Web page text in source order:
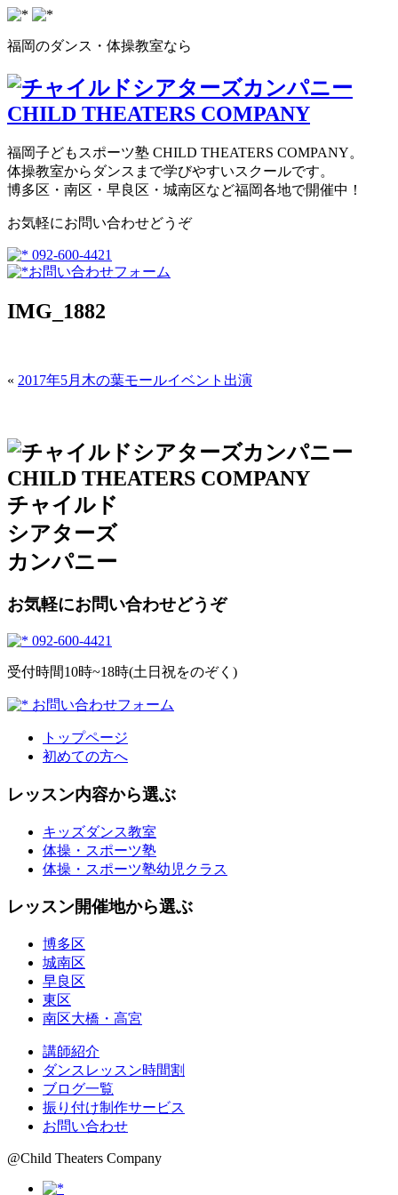
福岡のダンス・体操教室なら
福岡子どもスポーツ塾 CHILD THEATERS COMPANY。
体操教室からダンスまで学びやすいスクールです。
博多区・南区・早良区・城南区など福岡各地で開催中！
お気軽にお問い合わせどうぞ
092-600-4421
お問い合わせフォーム
IMG_1882
« 2017年5月木の葉モールイベント出演
チャイルド
シアターズ
カンパニー
お気軽にお問い合わせどうぞ
092-600-4421
受付時間10時~18時(土日祝をのぞく)
お問い合わせフォーム
トップページ
初めての方へ
レッスン内容から選ぶ
キッズダンス教室
体操・スポーツ塾
体操・スポーツ塾幼児クラス
レッスン開催地から選ぶ
博多区
城南区
早良区
東区
南区大橋・高宮
講師紹介
ダンスレッスン時間割
ブログ一覧
振り付け制作サービス
お問い合わせ
@Child Theaters Company